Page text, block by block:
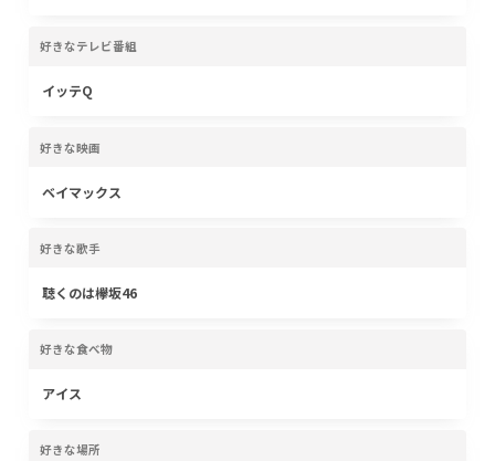
好きなテレビ番組
イッテQ
好きな映画
ベイマックス
好きな歌手
聴くのは欅坂46
好きな食べ物
アイス
好きな場所